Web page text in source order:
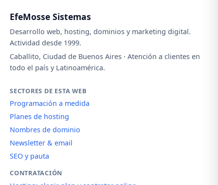
EfeMosse Sistemas
Desarrollo web, hosting, dominios y marketing digital.
Actividad desde 1999.
Caballito, Ciudad de Buenos Aires · Atención a clientes en
todo el país y Latinoamérica.
SECTORES DE ESTA WEB
Programación a medida
Planes de hosting
Nombres de dominio
Newsletter & email
SEO y pauta
CONTRATACIÓN